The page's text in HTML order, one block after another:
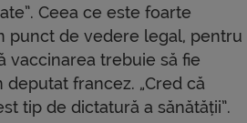
Ceea ce este foarte
punct de vedere legal, pentru
vaccinarea trebuie să fie
francez. „Cred că
tip de dictatură a sănătății”.